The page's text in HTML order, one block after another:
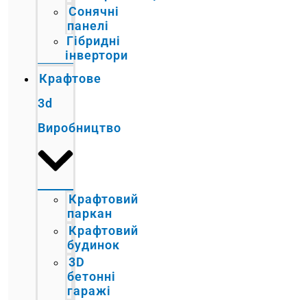
Сонячні
панелі
Гібридні
інвертори
Крафтове
3d
Виробництво
Крафтовий
паркан
Крафтовий
будинок
3D
бетонні
гаражі